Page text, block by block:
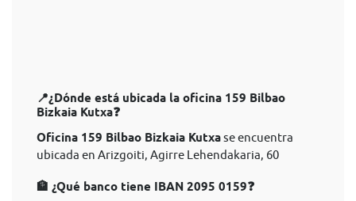
📍¿Dónde está ubicada la oficina 159 Bilbao
Bizkaia Kutxa❓
Oficina 159 Bilbao Bizkaia Kutxase encuentra
ubicada en Arizgoiti, Agirre Lehendakaria, 60
🏦 ¿Qué banco tiene IBAN 2095 0159❓